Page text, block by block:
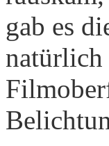
gab es
natürlich